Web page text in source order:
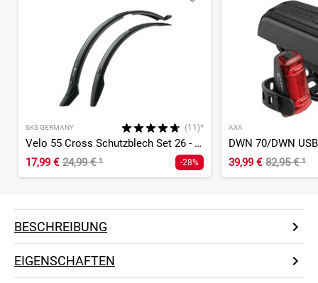
SKS GERMANY (11)*
Velo 55 Cross Schutzblech Set 26 - 29 Zoll
17,99 € 24,99 €¹ -28%
AXA
39,99 € 82,95 €¹
BESCHREIBUNG
EIGENSCHAFTEN